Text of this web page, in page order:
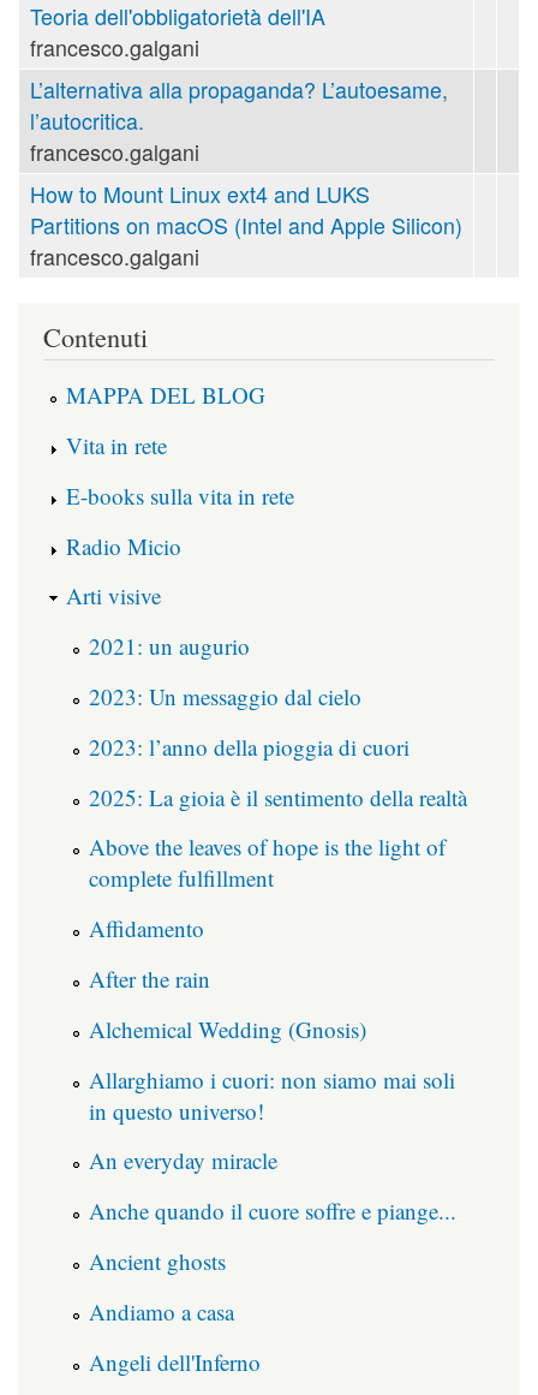
Teoria dell'obbligatorietà dell'IA
francesco.galgani
L’alternativa alla propaganda? L’autoesame,
l’autocritica.
francesco.galgani
How to Mount Linux ext4 and LUKS
Partitions on macOS (Intel and Apple Silicon)
francesco.galgani
Contenuti
MAPPA DEL BLOG
Vita in rete
E-books sulla vita in rete
Radio Micio
Arti visive
2021: un augurio
2023: Un messaggio dal cielo
2023: l’anno della pioggia di cuori
2025: La gioia è il sentimento della realtà
Above the leaves of hope is the light of
complete fulfillment
Affidamento
After the rain
Alchemical Wedding (Gnosis)
Allarghiamo i cuori: non siamo mai soli
in questo universo!
An everyday miracle
Anche quando il cuore soffre e piange...
Ancient ghosts
Andiamo a casa
Angeli dell'Inferno